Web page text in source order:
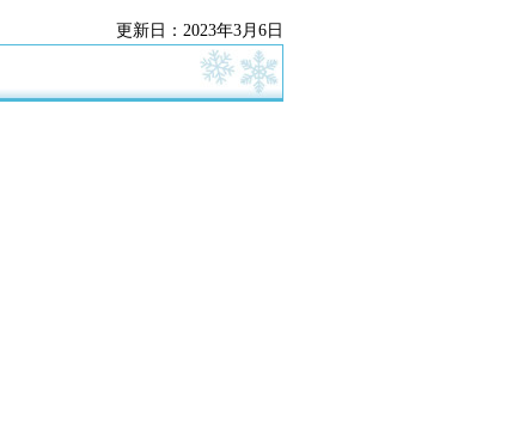
更新日：2023年3月6日